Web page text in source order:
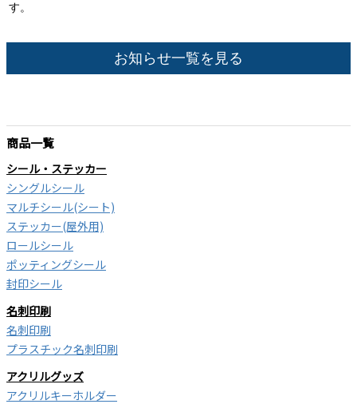
す。
お知らせ一覧を見る
商品一覧
シール・ステッカー
シングルシール
マルチシール(シート)
ステッカー(屋外用)
ロールシール
ポッティングシール
封印シール
名刺印刷
名刺印刷
プラスチック名刺印刷
アクリルグッズ
アクリルキーホルダー